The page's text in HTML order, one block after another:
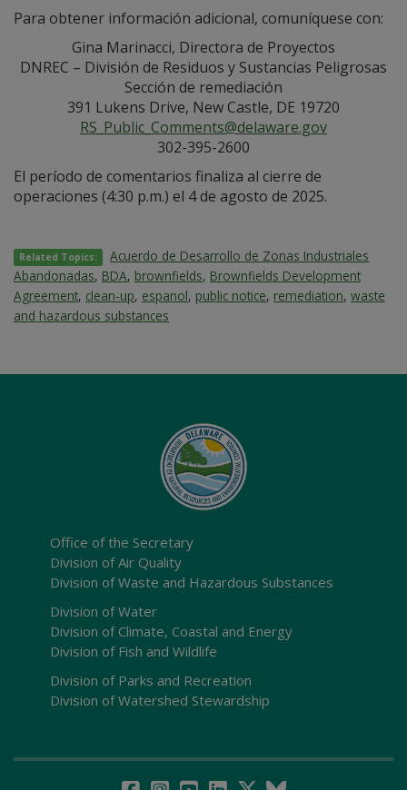
Para obtener información adicional, comuníquese con:
Gina Marinacci, Directora de Proyectos
DNREC – División de Residuos y Sustancias Peligrosas
Sección de remediación
391 Lukens Drive, New Castle, DE 19720
RS_Public_Comments@delaware.gov
302-395-2600
El período de comentarios finaliza al cierre de
operaciones (4:30 p.m.) el 4 de agosto de 2025.
Related Topics:
Acuerdo de Desarrollo de Zonas Industriales
Abandonadas, BDA, brownfields, Brownfields Development
Agreement, clean-up, espanol, public notice, remediation, waste
and hazardous substances
Office of the Secretary
Division of Air Quality
Division of Waste and Hazardous Substances
Division of Water
Division of Climate, Coastal and Energy
Division of Fish and Wildlife
Division of Parks and Recreation
Division of Watershed Stewardship